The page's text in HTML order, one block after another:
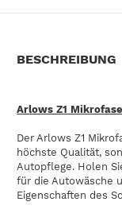
BESCHREIBUNG
Arlows Z1
Der Arlows Z1
höchste Qualität,
Autopflege. Holen
für die Autowäsche
Eigenschaften des